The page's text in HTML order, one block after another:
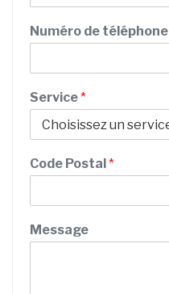
m
Numéro de téléphone
Service*
d
e
*
Code Postal *
Message